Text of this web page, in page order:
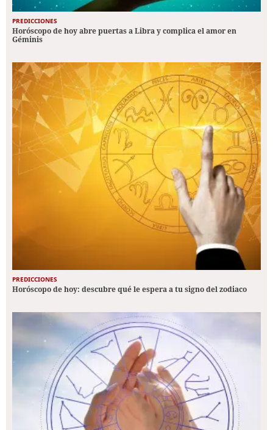
PREDICCIONES
Horóscopo de hoy abre puertas a Libra y complica el amor en
Géminis
PREDICCIONES
Horóscopo de hoy: descubre qué le espera a tu signo del zodiaco